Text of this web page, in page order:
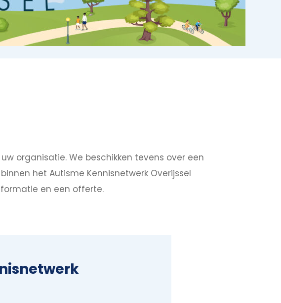
organisatie. We beschikken tevens over een
het Autisme Kennisnetwerk Overijssel
en een offerte.